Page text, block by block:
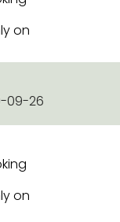
on
09-26
on